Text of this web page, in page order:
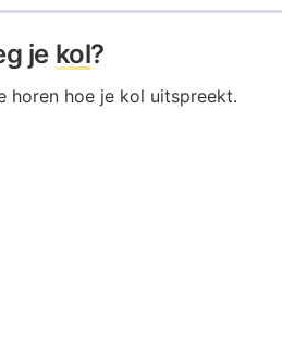
je kol?
horen hoe je kol uitspreekt.